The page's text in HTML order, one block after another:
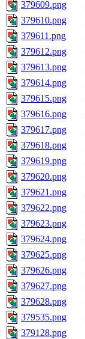
379609.png
379610.png
379611.png
379612.png
379613.png
379614.png
379615.png
379616.png
379617.png
379618.png
379619.png
379620.png
379621.png
379622.png
379623.png
379624.png
379625.png
379626.png
379627.png
379628.png
379535.png
379128.png